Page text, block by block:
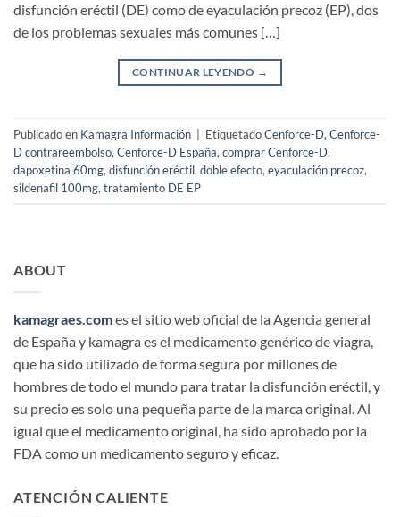
disfunción eréctil (DE) como de eyaculación precoz (EP), dos
de los problemas sexuales más comunes […]
CONTINUAR LEYENDO →
Publicado en Kamagra Información EtiquetadoCenforce-D, Cenforce-
D contrareembolso, Cenforce-D España, comprar Cenforce-D,
dapoxetina 60mg, disfunción eréctil, doble efecto, eyaculación precoz,
sildenafil 100mg, tratamiento DE EP
ABOUT
kamagraes.comes el sitio web oficial de la Agencia general
de España y kamagra es el medicamento genérico de viagra,
que ha sido utilizado de forma segura por millones de
hombres de todo el mundo para tratar la disfunción eréctil, y
su precio es solo una pequeña parte de la marca original. Al
igual que el medicamento original, ha sido aprobado por la
FDA como un medicamento seguro y eficaz.
ATENCIÓN CALIENTE